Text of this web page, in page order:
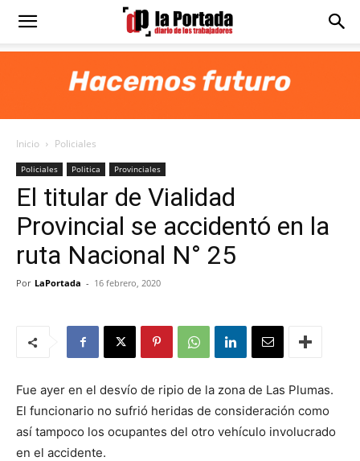
Diario
Portada
Inicio Policiales
Policiales Politica Provinciales
El titular de Vialidad
Provincial se accidentó en la
ruta Nacional N° 25
Por LaPortada - 16 febrero, 2020
Fue ayer en el desvío de ripio de la zona de Las Plumas.
El funcionario no sufrió heridas de consideración como
así tampoco los ocupantes del otro vehículo involucrado
en el accidente.